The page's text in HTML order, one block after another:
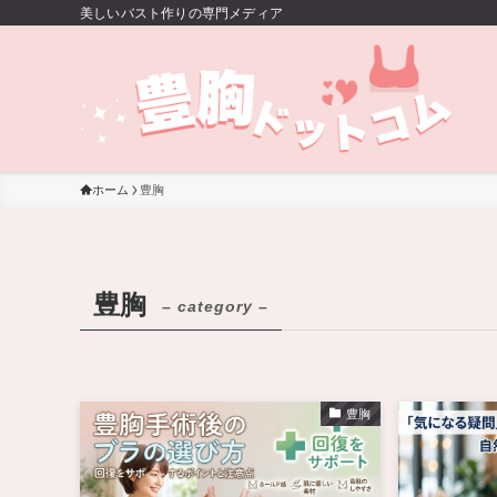
美しいバスト作りの専門メディア
ホーム 豊胸
豊胸 – category –
豊胸